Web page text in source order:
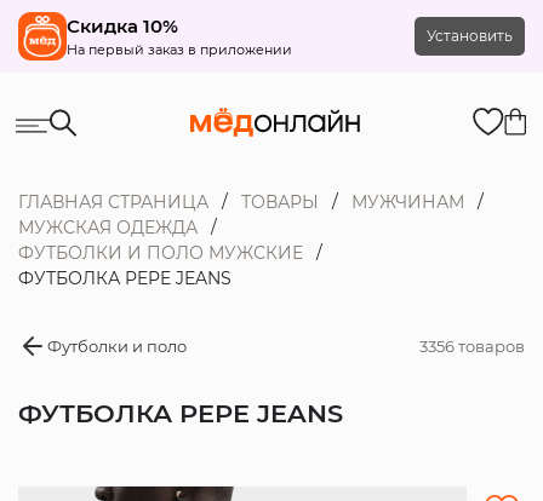
Скидка 10%
На первый заказ в приложении
Установить
ГЛАВНАЯ СТРАНИЦА ТОВАРЫ
МУЖЧИНАМ
МУЖСКАЯ ОДЕЖДА
ФУТБОЛКИ И ПОЛО МУЖСКИЕ
ФУТБОЛКА PEPE JEANS
Футболки и поло 3356 товаров
ФУТБОЛКА PEPE JEANS